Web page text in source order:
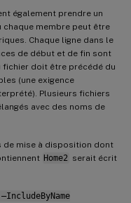
également prendre un
membre peut être
Chaque ligne dans le
de début et de fin sont
fichier doit être précédé du
(une exigence
Plusieurs fichiers
avec des noms de
de mise à disposition dont
Home2 serait écrit